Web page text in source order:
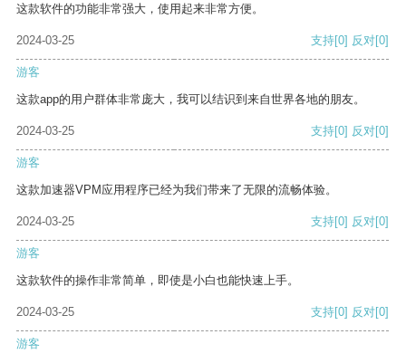
这款软件的功能非常强大，使用起来非常方便。
2024-03-25 支持[0] 反对[0]
游客
这款app的用户群体非常庞大，我可以结识到来自世界各地的朋友。
2024-03-25 支持[0] 反对[0]
游客
这款加速器VPM应用程序已经为我们带来了无限的流畅体验。
2024-03-25 支持[0] 反对[0]
游客
这款软件的操作非常简单，即使是小白也能快速上手。
2024-03-25 支持[0] 反对[0]
游客